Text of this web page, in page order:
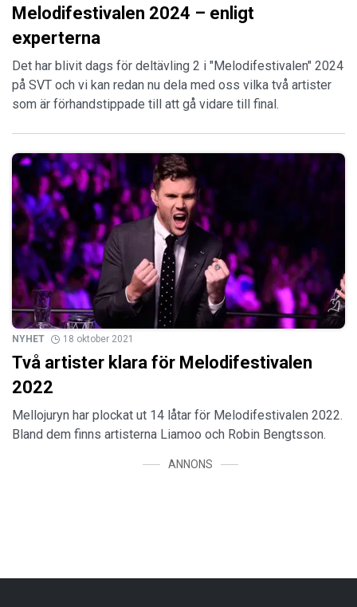
Melodifestivalen 2024 – enligt
experterna
Det har blivit dags för deltävling 2 i "Melodifestivalen" 2024
på SVT och vi kan redan nu dela med oss vilka två artister
som är förhandstippade till att gå vidare till final.
NYHET 18 oktober 2021
Två artister klara för Melodifestivalen
2022
Mellojuryn har plockat ut 14 låtar för Melodifestivalen 2022.
Bland dem finns artisterna Liamoo och Robin Bengtsson.
ANNONS